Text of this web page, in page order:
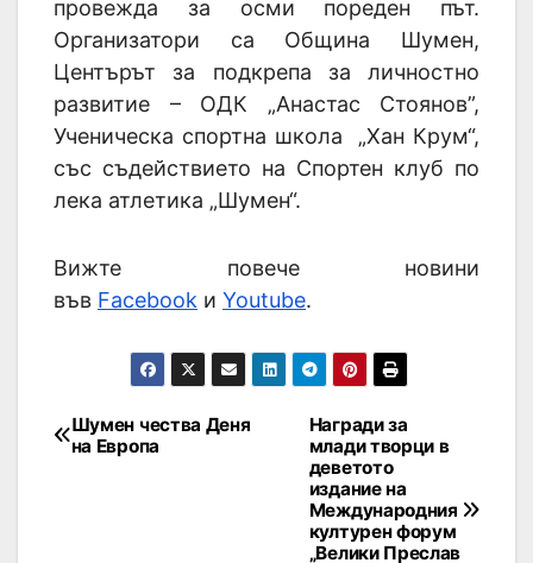
провежда за осми пореден път.
Организатори са Община Шумен,
Центърът за подкрепа за личностно
развитие – ОДК „Анастас Стоянов”,
Ученическа спортна школа „Хан Крум“,
със съдействието на Спортен клуб по
лека атлетика „Шумен“.
Вижте повече новини
във Facebook и Youtube.
Награди за
млади творци в
деветото
издание на
Международния
културен форум
„Велики Преслав
Шумен чества Деня
на Европа